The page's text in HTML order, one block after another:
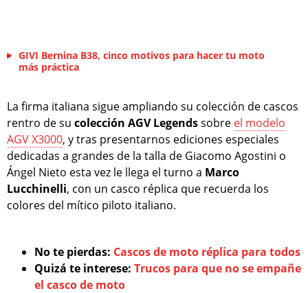
GIVI Bernina B38, cinco motivos para hacer tu moto
más práctica
La firma italiana sigue ampliando su colección de cascos
rentro de su colección AGV Legendssobre el modelo
AGV X3000, y tras presentarnos ediciones especiales
dedicadas a grandes de la talla de Giacomo Agostini o
Ángel Nieto esta vez le llega el turno a Marco
Lucchinelli, con un casco réplica que recuerda los
colores del mítico piloto italiano.
No te pierdas: Cascos de moto réplica para todos
Quizá te interese: Trucos para que no se empañe
el casco de moto